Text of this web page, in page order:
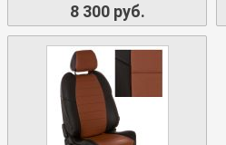
8 300 руб.